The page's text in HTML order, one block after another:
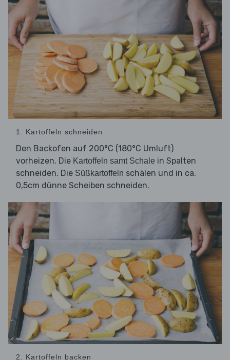
1. Kartoffeln schneiden
Den Backofen auf 200°C (180°C Umluft)
vorheizen. Die Kartoffeln samt Schale in Spalten
schneiden. Die Süßkartoffeln schälen und in ca.
0,5cm dünne Scheiben schneiden.
2. Kartoffeln backen